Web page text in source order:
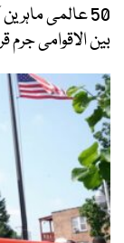
50 عالمی
بین الاقوامی جرم